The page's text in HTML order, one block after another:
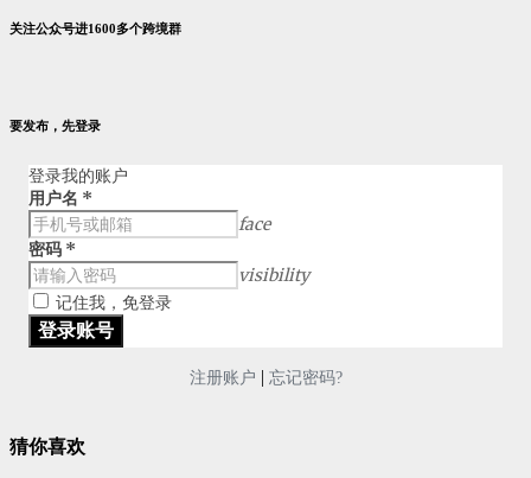
关注公众号进1600多个跨境群
要发布，先登录
登录我的账户
用户名 *
face
密码 *
visibility
记住我，免登录
注册账户 | 忘记密码?
猜你喜欢